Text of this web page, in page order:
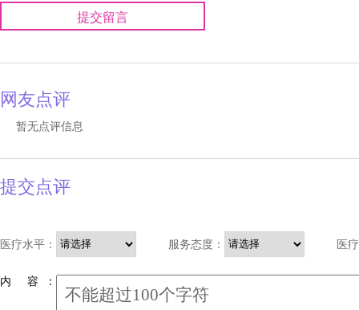
提交留言
网友点评
暂无点评信息
提交点评
医疗水平： 服务态度： 医
内 容 ：